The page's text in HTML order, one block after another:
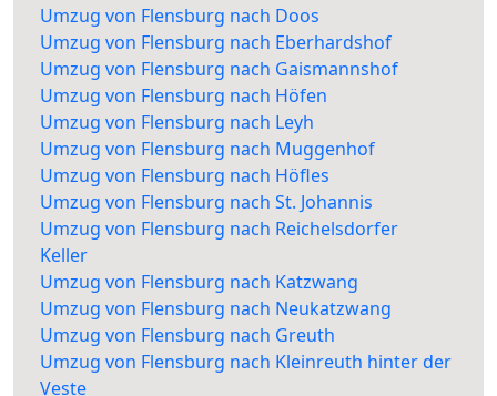
Umzug von Flensburg nach Doos
Umzug von Flensburg nach Eberhardshof
Umzug von Flensburg nach Gaismannshof
Umzug von Flensburg nach Höfen
Umzug von Flensburg nach Leyh
Umzug von Flensburg nach Muggenhof
Umzug von Flensburg nach Höfles
Umzug von Flensburg nach St. Johannis
Umzug von Flensburg nach Reichelsdorfer
Keller
Umzug von Flensburg nach Katzwang
Umzug von Flensburg nach Neukatzwang
Umzug von Flensburg nach Greuth
Umzug von Flensburg nach Kleinreuth hinter der
Veste